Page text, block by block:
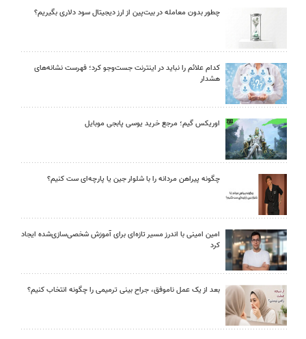
چطور بدون معامله در بیت‌پین از ارز دیجیتال سود دلاری بگیریم؟
کدام علائم را نباید در اینترنت جست‌وجو کرد؛ فهرست نشانه‌های
هشدار
اوریکس گیم؛ مرجع خرید یوسی پابجی موبایل
چگونه پیراهن مردانه را با شلوار جین یا پارچه‌ای ست کنیم؟
امین امینی با اندرز مسیر تازه‌ای برای آموزش شخصی‌سازی‌شده ایجاد
کرد
بعد از یک عمل ناموفق، جراح بینی ترمیمی را چگونه انتخاب کنیم؟